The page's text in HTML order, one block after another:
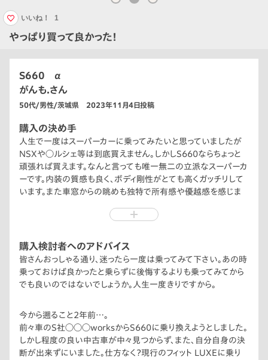
やっぱり買って良かった！
いいね！ 1
S660 α
がんも.さん
50代/男性/茨城県 2023年11月4日投稿
購入の決め手
人生で一度はスーパーカーに乗ってみたいと思っていましたが
NSXや◯ルシェ等は到底買えません。しかしS660ならちょっと
頑張れば買えます。なんと言っても唯一無二の立派なスーパーカ
ーです。内装の質感も良く、ボディ剛性がとても高くガッチリして
います。また車窓からの眺めも独特で所有感や優越感を感じま
※Modulo Xではないのでローダウンする際は足回りは良く煮
購入検討者へのアドバイス
皆さんおっしゃる通り、迷ったら一度は乗ってみて下さい。あの時
乗っておけば良かったと乗らずに後悔するよりも乗ってみてから
でも良いのではないでしょうか。人生一度きりですから。
今から遡ること2年前…。
前々車のS社◯◯◯worksからS660に乗り換えようとしました。
しかし程度の良い中古車が中々見つからず、また、自分自身の決
断が出来ずにいました。仕方なく？現行のフィット LUXEに乗り